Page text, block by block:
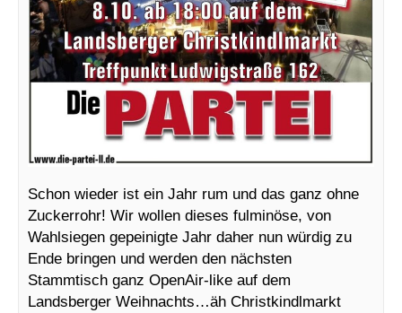
Schon wieder ist ein Jahr rum und das ganz ohne
Zuckerrohr! Wir wollen dieses fulminöse, von
Wahlsiegen gepeinigte Jahr daher nun würdig zu
Ende bringen und werden den nächsten
Stammtisch ganz OpenAir-like auf dem
Landsberger Weihnachts…äh Christkindlmarkt